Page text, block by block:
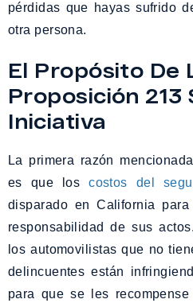
pérdidas que hayas sufrido
otra persona.
El Propósito De
Proposición 213
Iniciativa
La primera razón
es que loscostos del
disparado en California
responsabilidad de sus
los automovilistas que no
delincuentes están
para que se les